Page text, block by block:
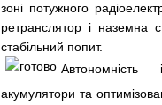
зоні потужного
ретранслятор і наземна
стабільний попит.
Автономність
акумулятори та